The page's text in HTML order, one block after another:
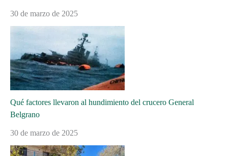
30 de marzo de 2025
Qué factores llevaron al hundimiento del crucero General
Belgrano
30 de marzo de 2025